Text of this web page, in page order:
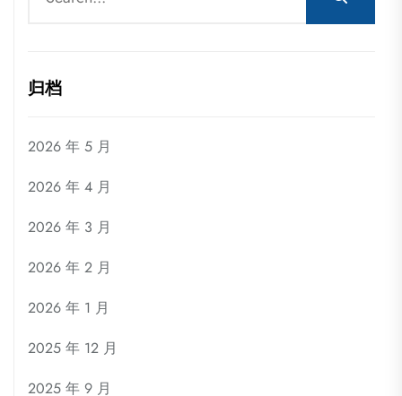
归档
2026 年 5 月
2026 年 4 月
2026 年 3 月
2026 年 2 月
2026 年 1 月
2025 年 12 月
2025 年 9 月